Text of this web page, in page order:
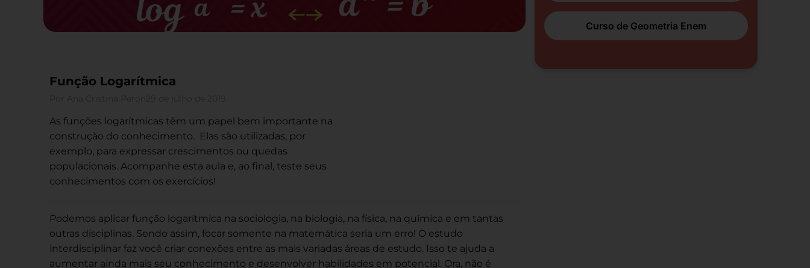
Função Logarítmica
As funções logarítmicas têm um papel bem importante na
construção do conhecimento. Elas são utilizadas, por
exemplo, para expressar crescimentos ou quedas
populacionais. Acompanhe esta aula e, ao final, teste seus
conhecimentos com os exercícios!
Podemos aplicar função logarítmica na sociologia, na biologia, na física, na química e em tantas
outras disciplinas. Sendo assim, focar somente na matemática seria um erro! O estudo
interdisciplinar faz você criar conexões entre as mais variadas áreas de estudo. Isso te ajuda a
aumentar ainda mais seu conhecimento e desenvolver habilidades em potencial. Ora, não é
Curso de Geometria Enem